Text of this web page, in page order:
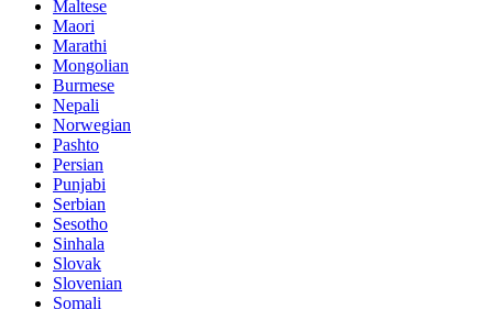
Maltese
Maori
Marathi
Mongolian
Burmese
Nepali
Norwegian
Pashto
Persian
Punjabi
Serbian
Sesotho
Sinhala
Slovak
Slovenian
Somali